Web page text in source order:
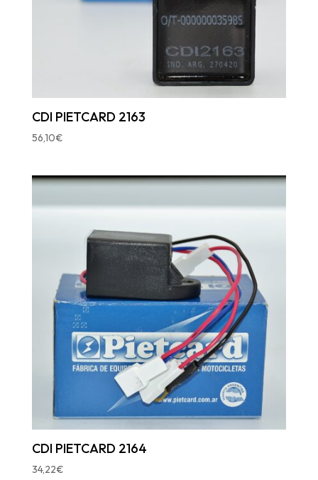
CDI PIETCARD 2163
56,10€
CDI PIETCARD 2164
34,22€